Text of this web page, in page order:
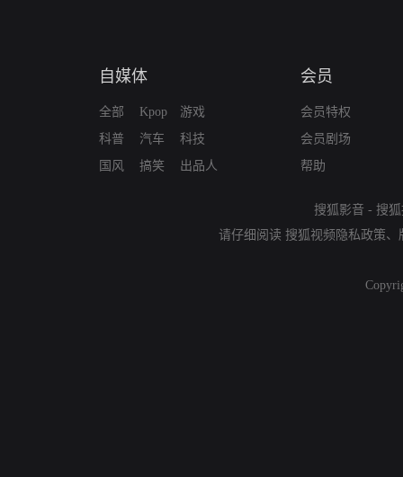
自媒体
全部
科普
国风
Kpop
汽车
搞笑
游戏
科技
出品人
会员
会员特权
会员剧场
帮助
搜狐影音 - 搜
请仔细阅读 搜狐视频隐私政策、